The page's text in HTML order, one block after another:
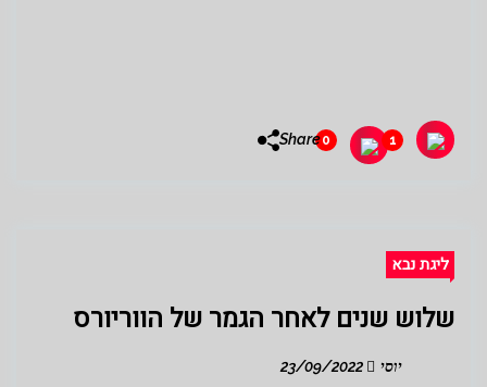
1
0
Share
ליגת נבא
שלוש שנים לאחר הגמר של הווריורס
יוסי